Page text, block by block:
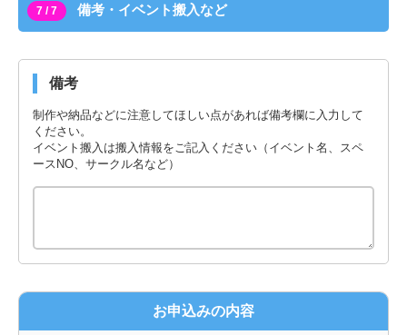
7 / 7 備考・イベント搬入など
備考
制作や納品などに注意してほしい点があれば備考欄に入力して
ください。
イベント搬入は搬入情報をご記入ください（イベント名、スペ
ースNO、サークル名など）
お申込みの内容